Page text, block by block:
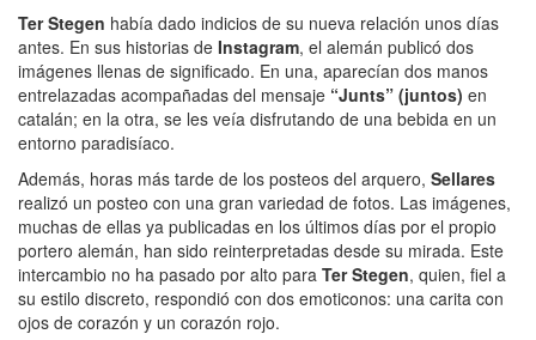
Ter Stegen había dado indicios de su nueva relación unos días
antes. En sus historias de Instagram, el alemán publicó dos
imágenes llenas de significado. En una, aparecían dos manos
entrelazadas acompañadas del mensaje “Junts” (juntos) en
catalán; en la otra, se les veía disfrutando de una bebida en un
entorno paradisíaco.
Además, horas más tarde de los posteos del arquero, Sellares
realizó un posteo con una gran variedad de fotos. Las imágenes,
muchas de ellas ya publicadas en los últimos días por el propio
portero alemán, han sido reinterpretadas desde su mirada. Este
intercambio no ha pasado por alto para Ter Stegen, quien, fiel a
su estilo discreto, respondió con dos emoticonos: una carita con
ojos de corazón y un corazón rojo.